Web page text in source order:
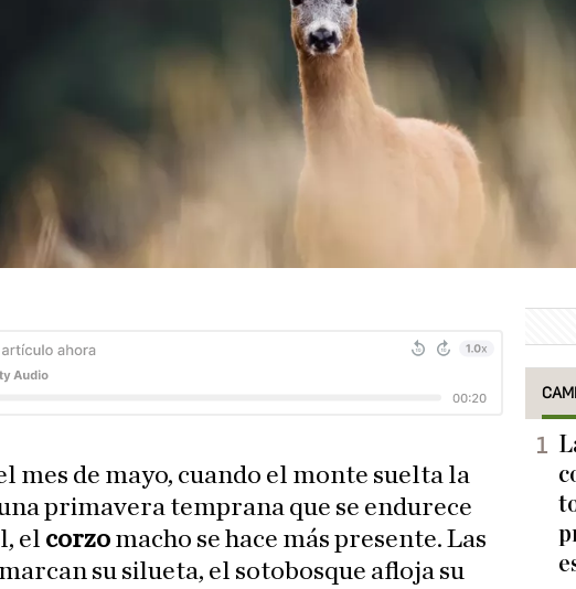
mes de mayo, cuando el monte suelta la
primavera temprana que se endurece
el corzo macho se hace más presente. Las
su silueta, el sotobosque afloja su